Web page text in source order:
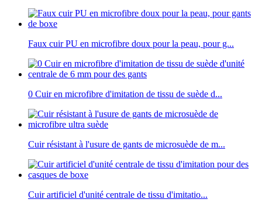
Faux cuir PU en microfibre doux pour la peau, pour g...
0 Cuir en microfibre d'imitation de tissu de suède d...
Cuir résistant à l'usure de gants de microsuède de m...
Cuir artificiel d'unité centrale de tissu d'imitatio...